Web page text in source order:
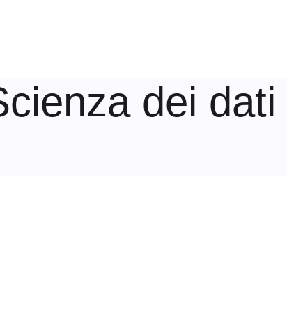
dei dati